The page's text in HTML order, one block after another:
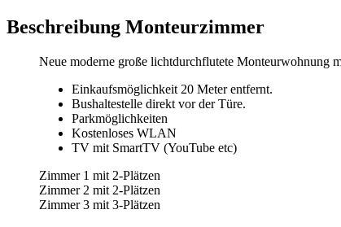
Beschreibung Monteurzimmer
Neue moderne große lichtdurchflutete Monteurwohnung
Einkaufsmöglichkeit 20 Meter entfernt.
Bushaltestelle direkt vor der Türe.
Parkmöglichkeiten
Kostenloses WLAN
TV mit SmartTV (YouTube etc)
Zimmer 1 mit 2-Plätzen
Zimmer 2 mit 2-Plätzen
Zimmer 3 mit 3-Plätzen